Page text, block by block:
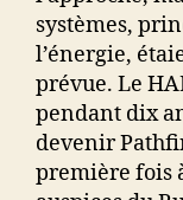
systèmes,
l’énergie,
prévue. Le
pendant dix
devenir
première fois